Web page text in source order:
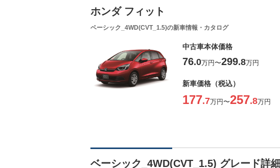
ホンダ フィット
ベーシック_4WD(CVT_1.5)の新車情報・カタログ
中古車本体価格
76.0万円〜299.8万円
新車価格（税込）
177.7万円〜257.8万円
ベーシック_4WD(CVT_1.5) グレード詳細